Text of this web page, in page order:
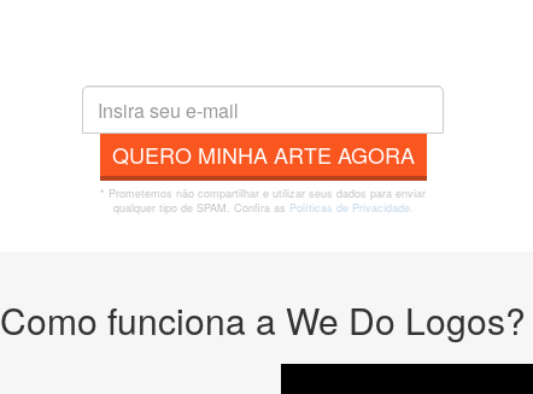
QUERO MINHA ARTE AGORA
* Prometemos não compartilhar e utilizar seus dados para enviar
qualquer tipo de SPAM. Confira as Políticas de Privacidade.
Como funciona a We Do Logos?